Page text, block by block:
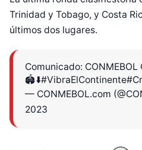
Trinidad y Tobago, y Costa
últimos dos lugares.
Comunicado:
🏟️⬇️#VibraElContinente
— CONMEBOL.com
2023